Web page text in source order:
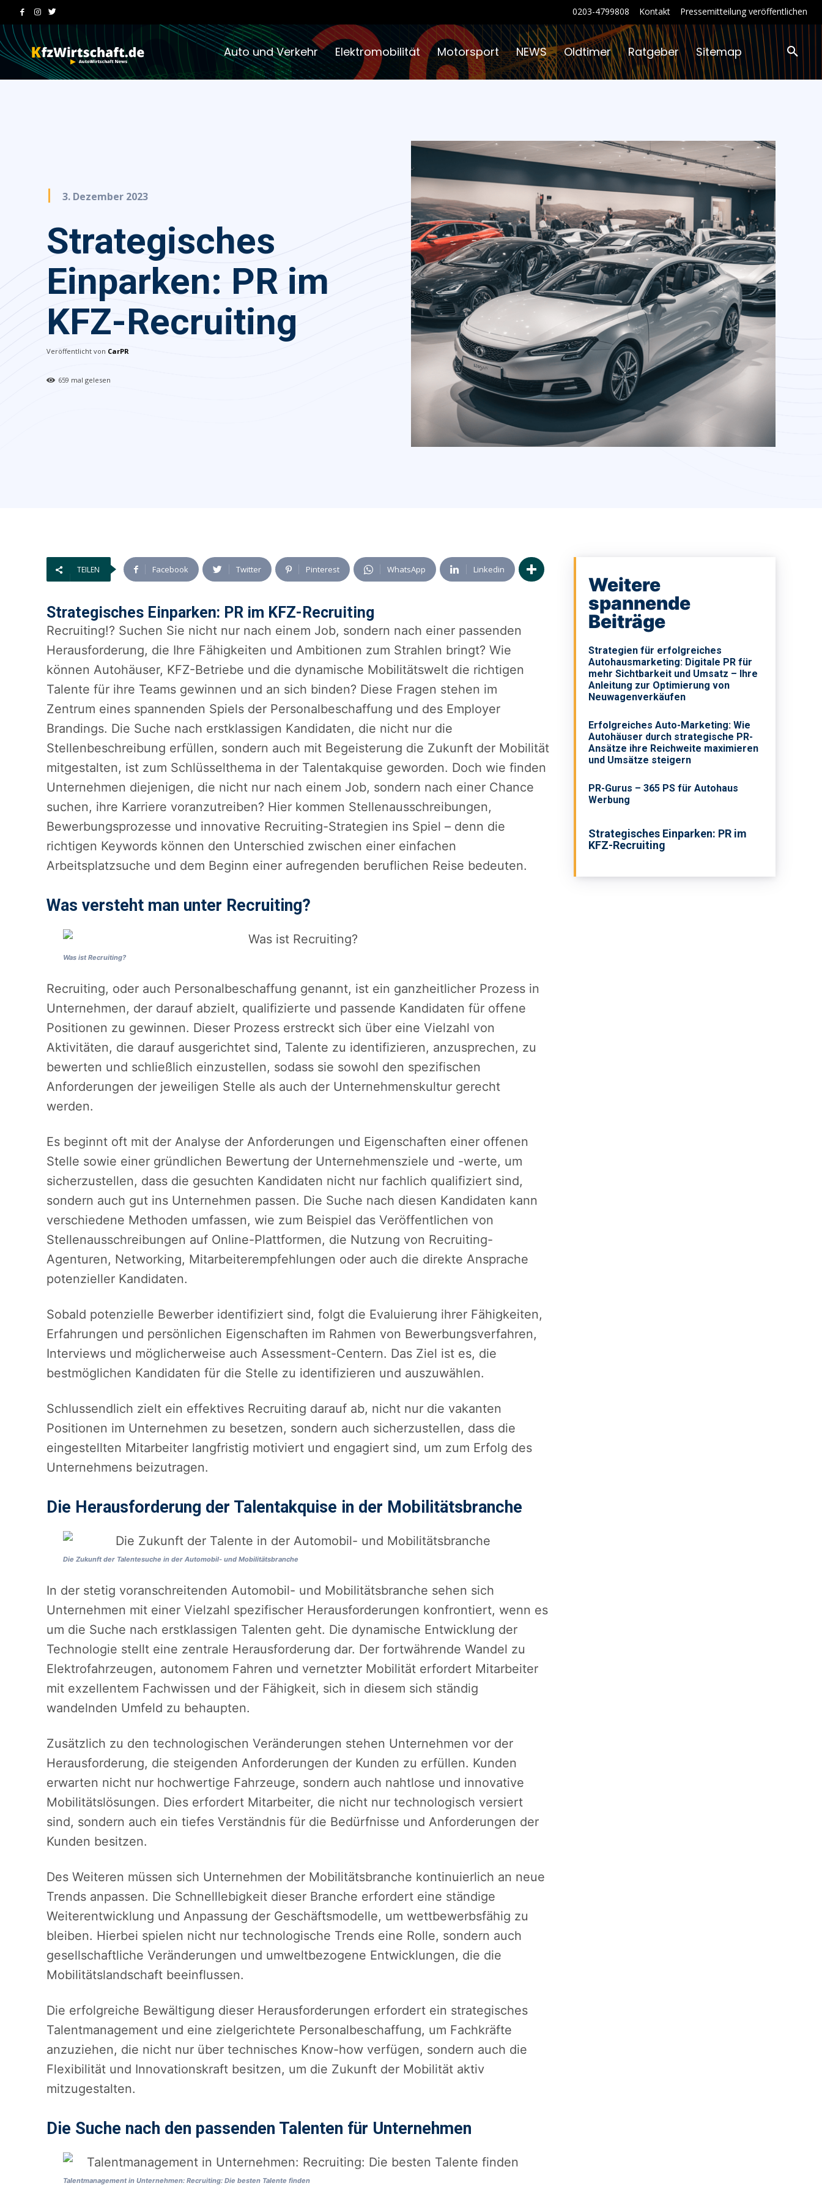
0203-4799808 Kontakt Pressemitteilung veröffentlichen
Auto und Verkehr Elektromobilität Motorsport NEWS Oldtimer Ratgeber Sitemap
3. Dezember 2023
Strategisches
Einparken: PR im
KFZ-Recruiting
Veröffentlicht von CarPR
659 mal gelesen
TEILEN Facebook Twitter Pinterest WhatsApp Linkedin
Strategisches Einparken: PR im KFZ-Recruiting
Recruiting!? Suchen Sie nicht nur nach einem Job, sondern nach einer passenden
Herausforderung, die Ihre Fähigkeiten und Ambitionen zum Strahlen bringt? Wie
können Autohäuser, KFZ-Betriebe und die dynamische Mobilitätswelt die richtigen
Talente für ihre Teams gewinnen und an sich binden? Diese Fragen stehen im
Zentrum eines spannenden Spiels der Personalbeschaffung und des Employer
Brandings. Die Suche nach erstklassigen Kandidaten, die nicht nur die
Stellenbeschreibung erfüllen, sondern auch mit Begeisterung die Zukunft der Mobilität
mitgestalten, ist zum Schlüsselthema in der Talentakquise geworden. Doch wie finden
Unternehmen diejenigen, die nicht nur nach einem Job, sondern nach einer Chance
suchen, ihre Karriere voranzutreiben? Hier kommen Stellenausschreibungen,
Bewerbungsprozesse und innovative Recruiting-Strategien ins Spiel – denn die
richtigen Keywords können den Unterschied zwischen einer einfachen
Arbeitsplatzsuche und dem Beginn einer aufregenden beruflichen Reise bedeuten.
Was versteht man unter Recruiting?
Was ist Recruiting?
Recruiting, oder auch Personalbeschaffung genannt, ist ein ganzheitlicher Prozess in
Unternehmen, der darauf abzielt, qualifizierte und passende Kandidaten für offene
Positionen zu gewinnen. Dieser Prozess erstreckt sich über eine Vielzahl von
Aktivitäten, die darauf ausgerichtet sind, Talente zu identifizieren, anzusprechen, zu
bewerten und schließlich einzustellen, sodass sie sowohl den spezifischen
Anforderungen der jeweiligen Stelle als auch der Unternehmenskultur gerecht
werden.
Es beginnt oft mit der Analyse der Anforderungen und Eigenschaften einer offenen
Stelle sowie einer gründlichen Bewertung der Unternehmensziele und -werte, um
sicherzustellen, dass die gesuchten Kandidaten nicht nur fachlich qualifiziert sind,
sondern auch gut ins Unternehmen passen. Die Suche nach diesen Kandidaten kann
verschiedene Methoden umfassen, wie zum Beispiel das Veröffentlichen von
Stellenausschreibungen auf Online-Plattformen, die Nutzung von Recruiting-
Agenturen, Networking, Mitarbeiterempfehlungen oder auch die direkte Ansprache
potenzieller Kandidaten.
Sobald potenzielle Bewerber identifiziert sind, folgt die Evaluierung ihrer Fähigkeiten,
Erfahrungen und persönlichen Eigenschaften im Rahmen von Bewerbungsverfahren,
Interviews und möglicherweise auch Assessment-Centern. Das Ziel ist es, die
bestmöglichen Kandidaten für die Stelle zu identifizieren und auszuwählen.
Schlussendlich zielt ein effektives Recruiting darauf ab, nicht nur die vakanten
Positionen im Unternehmen zu besetzen, sondern auch sicherzustellen, dass die
eingestellten Mitarbeiter langfristig motiviert und engagiert sind, um zum Erfolg des
Unternehmens beizutragen.
Die Herausforderung der Talentakquise in der Mobilitätsbranche
Die Zukunft der Talentesuche in der Automobil- und Mobilitätsbranche
In der stetig voranschreitenden Automobil- und Mobilitätsbranche sehen sich
Unternehmen mit einer Vielzahl spezifischer Herausforderungen konfrontiert, wenn es
um die Suche nach erstklassigen Talenten geht. Die dynamische Entwicklung der
Technologie stellt eine zentrale Herausforderung dar. Der fortwährende Wandel zu
Elektrofahrzeugen, autonomem Fahren und vernetzter Mobilität erfordert Mitarbeiter
mit exzellentem Fachwissen und der Fähigkeit, sich in diesem sich ständig
wandelnden Umfeld zu behaupten.
Zusätzlich zu den technologischen Veränderungen stehen Unternehmen vor der
Herausforderung, die steigenden Anforderungen der Kunden zu erfüllen. Kunden
erwarten nicht nur hochwertige Fahrzeuge, sondern auch nahtlose und innovative
Mobilitätslösungen. Dies erfordert Mitarbeiter, die nicht nur technologisch versiert
sind, sondern auch ein tiefes Verständnis für die Bedürfnisse und Anforderungen der
Kunden besitzen.
Des Weiteren müssen sich Unternehmen der Mobilitätsbranche kontinuierlich an neue
Trends anpassen. Die Schnelllebigkeit dieser Branche erfordert eine ständige
Weiterentwicklung und Anpassung der Geschäftsmodelle, um wettbewerbsfähig zu
bleiben. Hierbei spielen nicht nur technologische Trends eine Rolle, sondern auch
gesellschaftliche Veränderungen und umweltbezogene Entwicklungen, die die
Mobilitätslandschaft beeinflussen.
Die erfolgreiche Bewältigung dieser Herausforderungen erfordert ein strategisches
Talentmanagement und eine zielgerichtete Personalbeschaffung, um Fachkräfte
anzuziehen, die nicht nur über technisches Know-how verfügen, sondern auch die
Flexibilität und Innovationskraft besitzen, um die Zukunft der Mobilität aktiv
mitzugestalten.
Die Suche nach den passenden Talenten für Unternehmen
Talentmanagement in Unternehmen: Recruiting: Die besten Talente finden
Weitere
spannende
Beiträge
Strategien für erfolgreiches
Autohausmarketing: Digitale PR für
mehr Sichtbarkeit und Umsatz – Ihre
Anleitung zur Optimierung von
Neuwagenverkäufen
Erfolgreiches Auto-Marketing: Wie
Autohäuser durch strategische PR-
Ansätze ihre Reichweite maximieren
und Umsätze steigern
PR-Gurus – 365 PS für Autohaus
Werbung
Strategisches Einparken: PR im
KFZ-Recruiting